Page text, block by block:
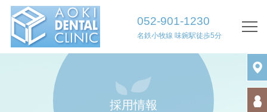
052-901-1230
名鉄小牧線 味鋺駅徒歩5分
TOP
院長挨拶
採用情報